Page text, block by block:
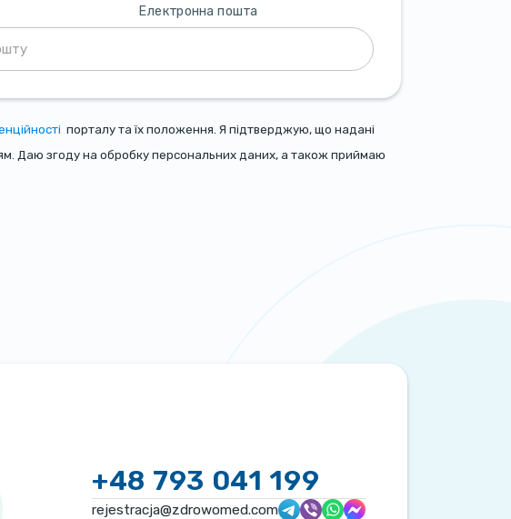
Електронна пошта
порталу та їх положення. Я підтверджую, що надані
Даю згоду на обробку персональних даних, а також приймаю
+48 793 041 199
rejestracja@zdrowomed.com